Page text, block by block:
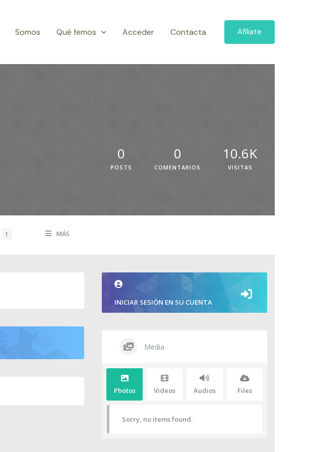
Somos Qué femos Acceder Contacta Afíliate
0
POSTS
0
COMENTARIOS
10.6K
VISITAS
1 MÁS
INICIAR SESIÓN EN SU CUENTA
Media
Photos Videos Audios Files
Sorry, no items found.